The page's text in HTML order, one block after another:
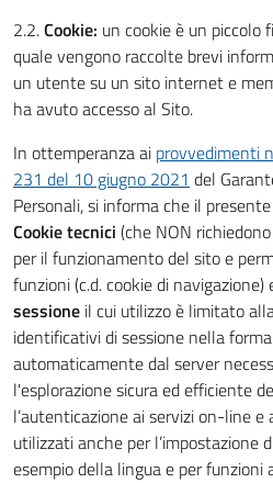
2.2.Cookie: un cookie è un piccolo
quale vengono raccolte brevi
un utente su un sito internet e
ha avuto accesso al Sito.
In ottemperanza ai provvedimenti
231 del 10 giugno 2021 del
Personali, si informa che il
Cookie tecnici (che NON
per il funzionamento del sito e
funzioni (c.d. cookie di navigazione)
sessione il cui utilizzo è limitato
identificativi di sessione nella
automaticamente dal server
l'esplorazione sicura ed efficiente
l’autenticazione ai servizi on-line
utilizzati anche per l’impostazione
esempio della lingua e per